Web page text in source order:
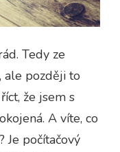
Tedy ze
ale později to
že jsem s
A víte, co
Je počítačový